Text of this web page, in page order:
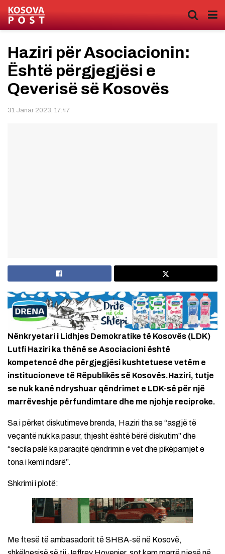
Haziri për Asociacionin:
Është përgjegjësi e
Qeverisë së Kosovës
31 Janar 2023, 17:47
Nënkryetari i Lidhjes Demokratike të Kosovës (LDK)
Lutfi Haziri ka thënë se Asociacioni është
kompetencë dhe përgjegjësi kushtetuese vetëm e
institucioneve të Rëpublikës së Kosovës.Haziri, tutje
se nuk kanë ndryshuar qëndrimet e LDK-së për një
marrëveshje përfundimtare dhe me njohje reciproke.
Sa i përket diskutimeve brenda, Haziri tha se “asgjë të
veçantë nuk ka pasur, thjesht është bërë diskutim” dhe
“secila palë ka paraqitë qëndrimin e vet dhe pikëpamjet e
tona i kemi ndarë”.
Shkrimi i plotë:
Me ftesë të ambasadorit të SHBA-së në Kosovë,